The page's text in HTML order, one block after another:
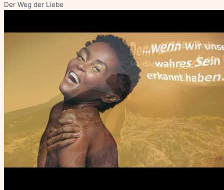
Der Weg der Liebe